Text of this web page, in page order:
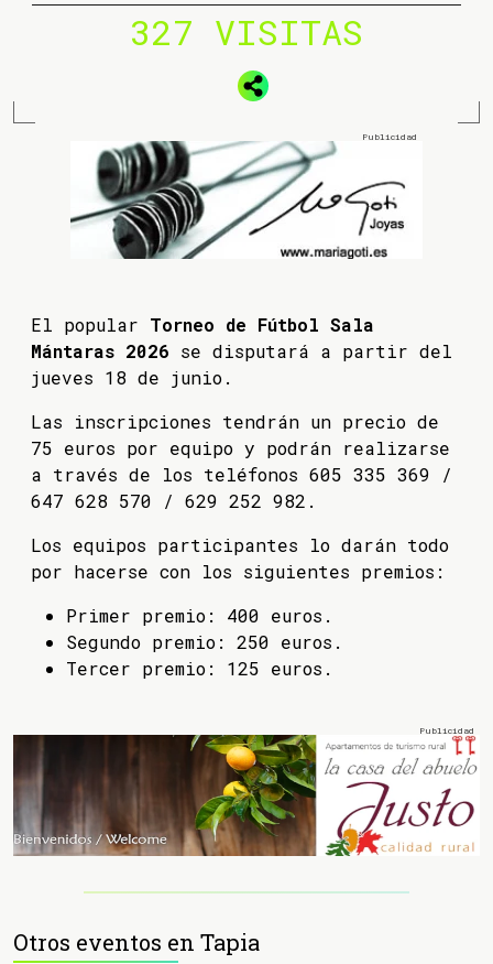
327 VISITAS
El popular Torneo de Fútbol Sala
Mántaras 2026 se disputará a partir del
jueves 18 de junio.
Las inscripciones tendrán un precio de
75 euros por equipo y podrán realizarse
a través de los teléfonos 605 335 369 /
647 628 570 / 629 252 982.
Los equipos participantes lo darán todo
por hacerse con los siguientes premios:
Primer premio: 400 euros.
Segundo premio: 250 euros.
Tercer premio: 125 euros.
Otros eventos en Tapia